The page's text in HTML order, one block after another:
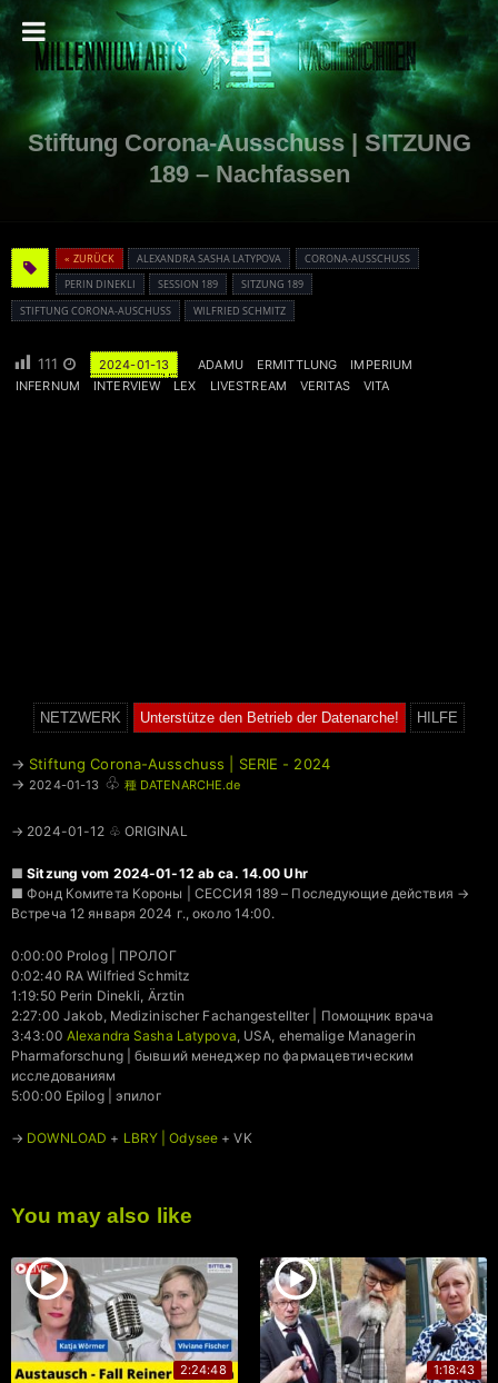
Stiftung Corona-Ausschuss | SITZUNG
189 – Nachfassen
« ZURÜCK ALEXANDRA SASHA LATYPOVA
CORONA-AUSSCHUSS
PERIN DINEKLI
SESSION 189
SITZUNG 189
STIFTUNG CORONA-AUSCHUSS
WILFRIED SCHMITZ
111 2024-01-13 ADAMU ERMITTLUNG
IMPERIUM
INFERNUM
INTERVIEW LEX LIVESTREAM VERITAS VITA
NETZWERK Unterstütze den Betrieb der Datenarche! HILFE
→ Stiftung Corona-Ausschuss | SERIE - 2024
→ 2024-01-13 ♧ 種 DATENARCHE.de
→ 2024-01-12 ♧ ORIGINAL
■Sitzung vom 2024-01-12 ab ca. 14.00 Uhr
■ Фонд Комитета Короны | СЕССИЯ 189 – Последующие действия →
Встреча 12 января 2024 г., около 14:00.
0:00:00 Prolog | ПРОЛОГ
0:02:40 RA Wilfried Schmitz
1:19:50 Perin Dinekli, Ärztin
2:27:00 Jakob, Medizinischer Fachangestellter | Помощник врача
3:43:00 Alexandra Sasha Latypova , USA, ehemalige Managerin
Pharmaforschung | бывший менеджер по фармацевтическим
исследованиям
5:00:00 Epilog | эпилог
→ DOWNLOAD + LBRY | Odysee + VK
You may also like
2:24:48 1:18:43